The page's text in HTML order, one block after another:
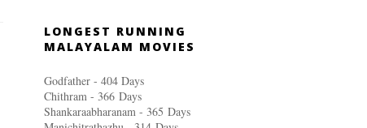
LONGEST RUNNING
MALAYALAM MOVIES
Godfather - 404 Days
Chithram - 366 Days
Shankaraabharanam - 365 Days